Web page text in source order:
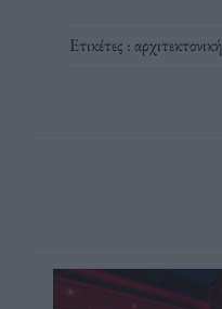
Ετικέτες :αρχιτεκτονική